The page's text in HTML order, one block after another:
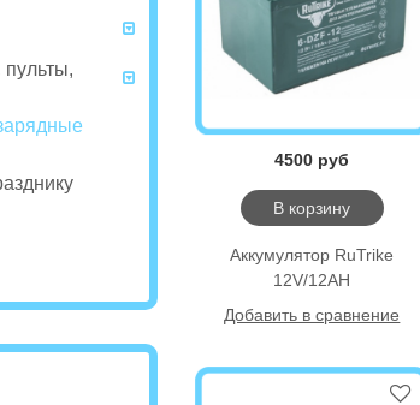
4500 руб
В корзину
Аккумулятор RuTrike
12V/12AH
Добавить в сравнение